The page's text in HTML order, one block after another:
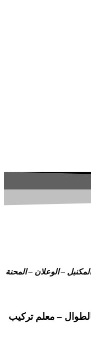
– الوعلان – المحنة
– معلم تركيب